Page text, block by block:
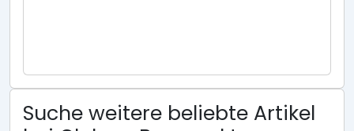
Suche weitere beliebte Artikel